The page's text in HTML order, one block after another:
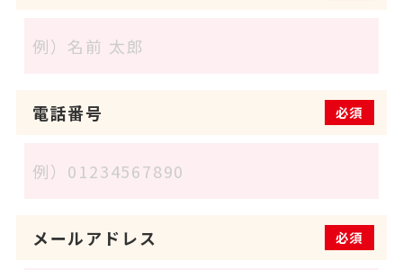
電話番号 必須
メールアドレス 必須